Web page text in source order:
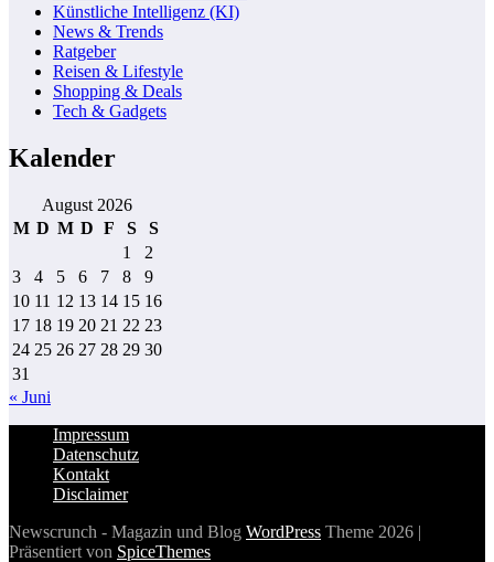
Künstliche Intelligenz (KI)
News & Trends
Ratgeber
Reisen & Lifestyle
Shopping & Deals
Tech & Gadgets
Kalender
August 2026
M D M D F S
S
1
2
3
4 5 6 7 8
9
10 11 12 13 14 15 16
17 18 19 20 21 22 23
24 25 26 27 28 29 30
31
« Juni
Impressum
Datenschutz
Kontakt
Disclaimer
Newscrunch - Magazin und Blog WordPress Theme 2026 |
Präsentiert von SpiceThemes